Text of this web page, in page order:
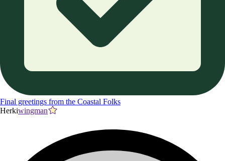
Final greetings from the Coastal Folks
Herkiwingman